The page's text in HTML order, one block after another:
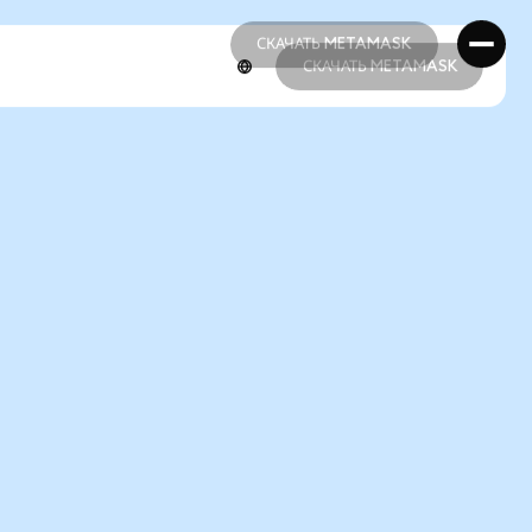
СКАЧАТЬ METAMASK
СКАЧАТЬ METAMASK
СКАЧАТЬ METAMASK